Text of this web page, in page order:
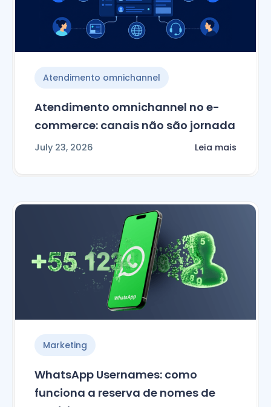
Atendimento omnichannel
Atendimento omnichannel no e-
commerce: canais não são jornada
July 23, 2026 Leia mais
Marketing
WhatsApp Usernames: como
funciona a reserva de nomes de